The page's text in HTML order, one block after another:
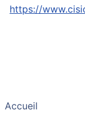
https://
Accueil